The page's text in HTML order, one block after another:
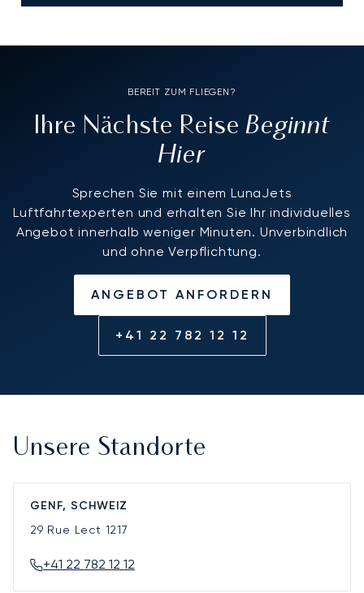
BEREIT ZUM FLIEGEN?
Ihre Nächste ReiseBeginnt
Hier
Sprechen Sie mit einem LunaJets
Luftfahrtexperten und erhalten Sie Ihr individuelles
Angebot innerhalb weniger Minuten. Unverbindlich
und ohne Verpflichtung.
ANGEBOT ANFORDERN
+41 22 782 12 12
Unsere Standorte
GENF, SCHWEIZ
29 Rue Lect 1217
+41 22 782 12 12